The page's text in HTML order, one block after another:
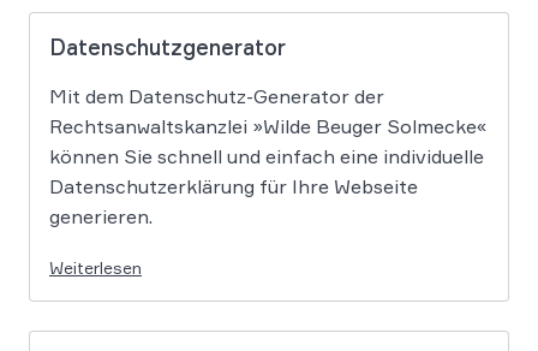
Datenschutzgenerator
Mit dem Datenschutz-Generator der
Rechtsanwaltskanzlei »Wilde Beuger Solmecke«
können Sie schnell und einfach eine individuelle
Datenschutzerklärung für Ihre Webseite
generieren.
Weiterlesen